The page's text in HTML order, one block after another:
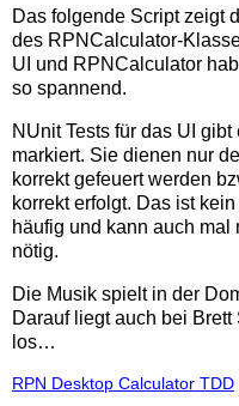
Das folgende Script zeigt
des RPNCalculator-
UI und RPNCalculator
so spannend.
NUnit Tests für das UI
markiert. Sie dienen nur
korrekt gefeuert werden
korrekt erfolgt. Das ist
häufig und kann auch
nötig.
Die Musik spielt in der
Darauf liegt auch bei
los…
RPN Desktop Calculator TDD